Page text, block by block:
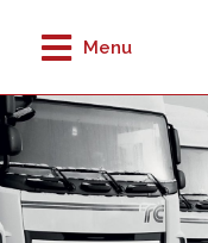
Menu